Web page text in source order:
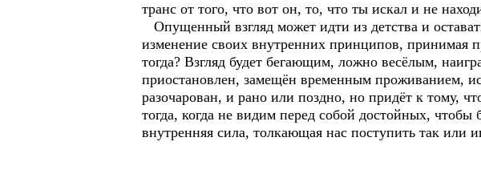
транс от того, что вот он, то, что ты искал и не
Опущенный взгляд может идти из детства и
изменение своих внутренних принципов, принимая
тогда? Взгляд будет бегающим, ложно весёлым,
приостановлен, замещён временным проживанием,
разочарован, и рано или поздно, но придёт к тому,
тогда, когда не видим перед собой достойных,
внутренняя сила, толкающая нас поступить так или